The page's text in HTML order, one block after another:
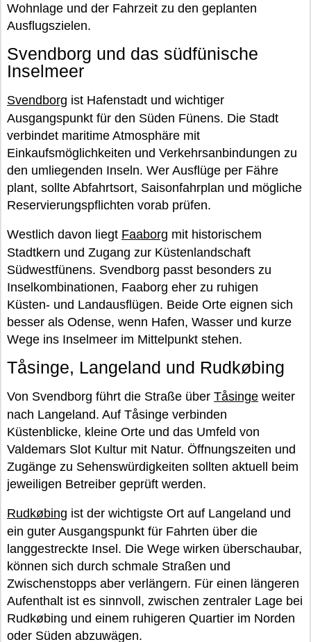
Wohnlage und der Fahrzeit zu den geplanten
Ausflugszielen.
Svendborg und das südfünische
Inselmeer
Svendborg ist Hafenstadt und wichtiger
Ausgangspunkt für den Süden Fünens. Die Stadt
verbindet maritime Atmosphäre mit
Einkaufsmöglichkeiten und Verkehrsanbindungen zu
den umliegenden Inseln. Wer Ausflüge per Fähre
plant, sollte Abfahrtsort, Saisonfahrplan und mögliche
Reservierungspflichten vorab prüfen.
Westlich davon liegt Faaborg mit historischem
Stadtkern und Zugang zur Küstenlandschaft
Südwestfünens. Svendborg passt besonders zu
Inselkombinationen, Faaborg eher zu ruhigen
Küsten- und Landausflügen. Beide Orte eignen sich
besser als Odense, wenn Hafen, Wasser und kurze
Wege ins Inselmeer im Mittelpunkt stehen.
Tåsinge, Langeland und Rudkøbing
Von Svendborg führt die Straße über Tåsinge weiter
nach Langeland. Auf Tåsinge verbinden
Küstenblicke, kleine Orte und das Umfeld von
Valdemars Slot Kultur mit Natur. Öffnungszeiten und
Zugänge zu Sehenswürdigkeiten sollten aktuell beim
jeweiligen Betreiber geprüft werden.
Rudkøbing ist der wichtigste Ort auf Langeland und
ein guter Ausgangspunkt für Fahrten über die
langgestreckte Insel. Die Wege wirken überschaubar,
können sich durch schmale Straßen und
Zwischenstopps aber verlängern. Für einen längeren
Aufenthalt ist es sinnvoll, zwischen zentraler Lage bei
Rudkøbing und einem ruhigeren Quartier im Norden
oder Süden abzuwägen.